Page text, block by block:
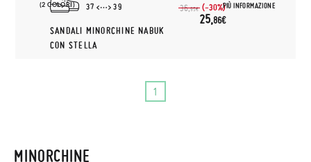
(2 COLORI) PIÙ INFORMAZIONE
37 39
SANDALI MINORCHINE NABUK
CON STELLA
36,95€ (-30%)
25,86€
1
MINORCHINE